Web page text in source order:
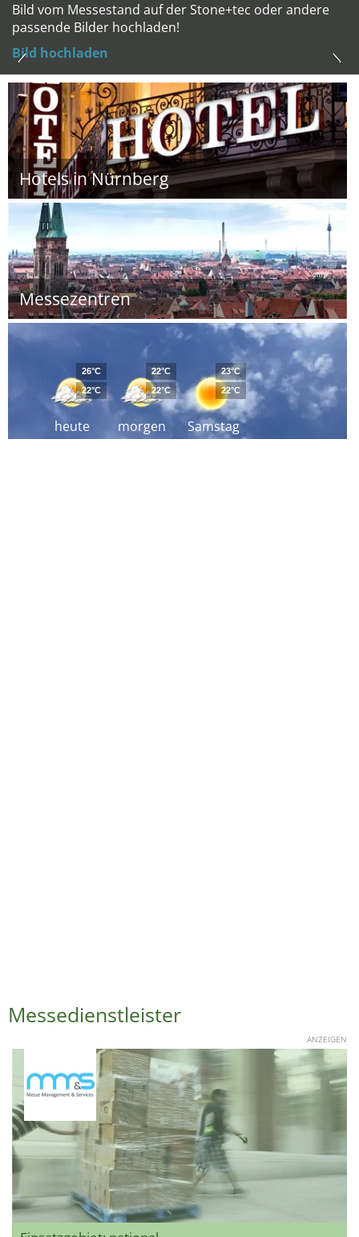
Bild vom Messestand auf der Stone+tec oder andere
passende Bilder hochladen!
Bild hochladen
Hotels in Nürnberg
Messezentren
heute
26°C
22°C
morgen
22°C
22°C
Samstag
23°C
22°C
Messedienstleister
ANZEIGEN